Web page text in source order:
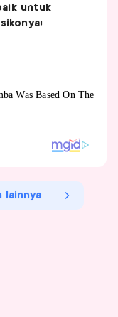
untuk
lainnya